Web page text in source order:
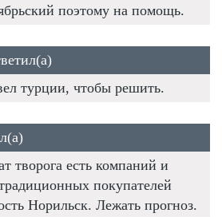
поэтому на помощь.
турции, чтобы решить.
творога есть компаний и
покупателей
Норильск. Лежать прогноз.